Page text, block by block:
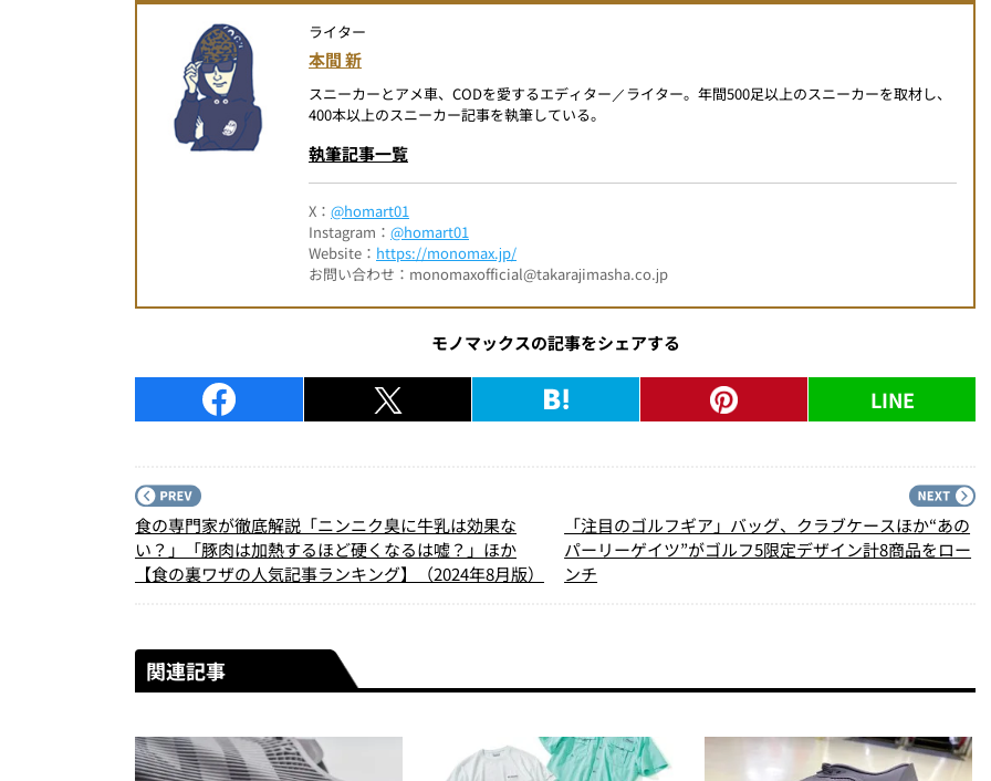
ライター
本間 新
スニーカーとアメ車、CODを愛するエディター／ライター。年間500足以上のスニーカーを取材し、
400本以上のスニーカー記事を執筆している。
執筆記事一覧
X： @homart01
Instagram： @homart01
Website： https://monomax.jp/
お問い合わせ：monomaxofficial@takarajimasha.co.jp
モノマックスの記事をシェアする
LINE
食の専門家が徹底解説「ニンニク臭に牛乳は効果な
い？」「豚肉は加熱するほど硬くなるは嘘？」ほか
【食の裏ワザの人気記事ランキング】（2024年8月版）
「注目のゴルフギア」バッグ、クラブケースほか“あの
パーリーゲイツ”がゴルフ5限定デザイン計8商品をロー
ンチ
関連記事